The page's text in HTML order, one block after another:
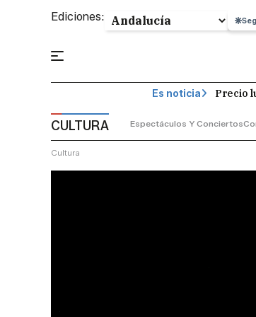
Ediciones:
Es noticia Precio
CULTURA Espectáculos Y Conciertos
Cultura